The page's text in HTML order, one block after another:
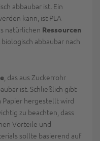
abbaubar ist. Ein
kann, ist PLA
natürlichen Ressourcen
abbaubar nach
, das aus Zuckerrohr
ist. Schließlich gibt
Papier hergestellt wird
zu beachten, dass
Vorteile und
sollte basierend auf